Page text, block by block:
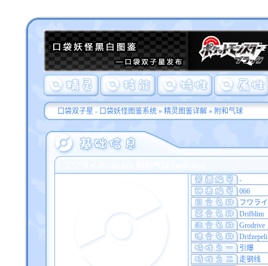
口袋双子星 - 口袋妖怪图鉴系统» 精灵图鉴详解» 附和气球
-
066
フワラ
Drifblim
Grodrive
Drifzepeli
引爆
走钢线